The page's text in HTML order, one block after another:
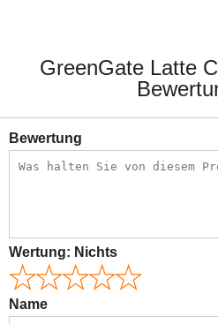
GreenGate Latte
Bewertung
Wertung: Nichts
Name